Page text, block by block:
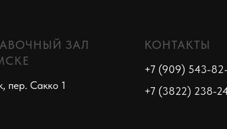
ЗАЛ
пер. Сакко 1
КОНТАКТЫ
+7 (909) 543-
+7 (3822) 238-